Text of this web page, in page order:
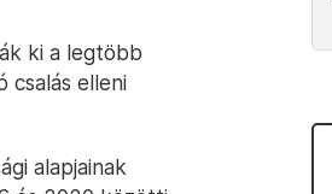
ki a legtöbb
csalás elleni
alapjainak